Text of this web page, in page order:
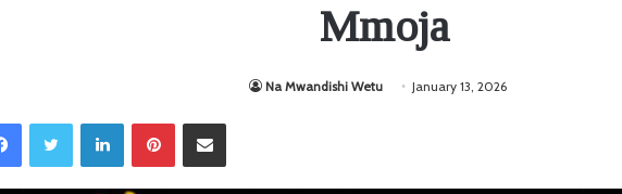
Mmoja
Na Mwandishi Wetu January 13, 2026
LinkedIn